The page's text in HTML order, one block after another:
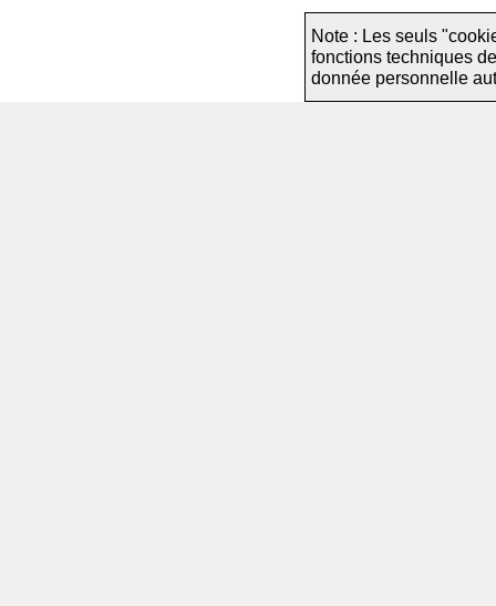
Note : Les seuls
fonctions techniques
donnée personnelle